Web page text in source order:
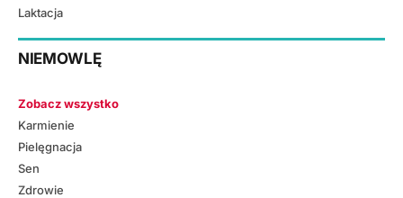
Laktacja
NIEMOWLĘ
Zobacz wszystko
Karmienie
Pielęgnacja
Sen
Zdrowie